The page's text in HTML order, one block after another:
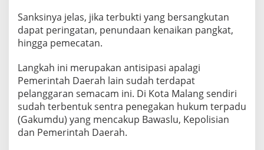
Sanksinya jelas, jika terbukti yang bersangkutan
dapat peringatan, penundaan kenaikan pangkat,
hingga pemecatan.
Langkah ini merupakan antisipasi apalagi
Pemerintah Daerah lain sudah terdapat
pelanggaran semacam ini. Di Kota Malang sendiri
sudah terbentuk sentra penegakan hukum terpadu
(Gakumdu) yang mencakup Bawaslu, Kepolisian
dan Pemerintah Daerah.